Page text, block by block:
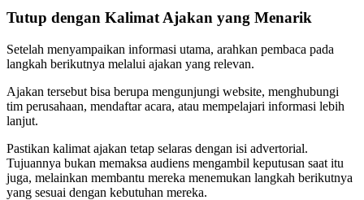
Tutup dengan Kalimat Ajakan yang Menarik
Setelah menyampaikan informasi utama, arahkan pembaca pada
langkah berikutnya melalui ajakan yang relevan.
Ajakan tersebut bisa berupa mengunjungi website, menghubungi
tim perusahaan, mendaftar acara, atau mempelajari informasi lebih
lanjut.
Pastikan kalimat ajakan tetap selaras dengan isi advertorial.
Tujuannya bukan memaksa audiens mengambil keputusan saat itu
juga, melainkan membantu mereka menemukan langkah berikutnya
yang sesuai dengan kebutuhan mereka.